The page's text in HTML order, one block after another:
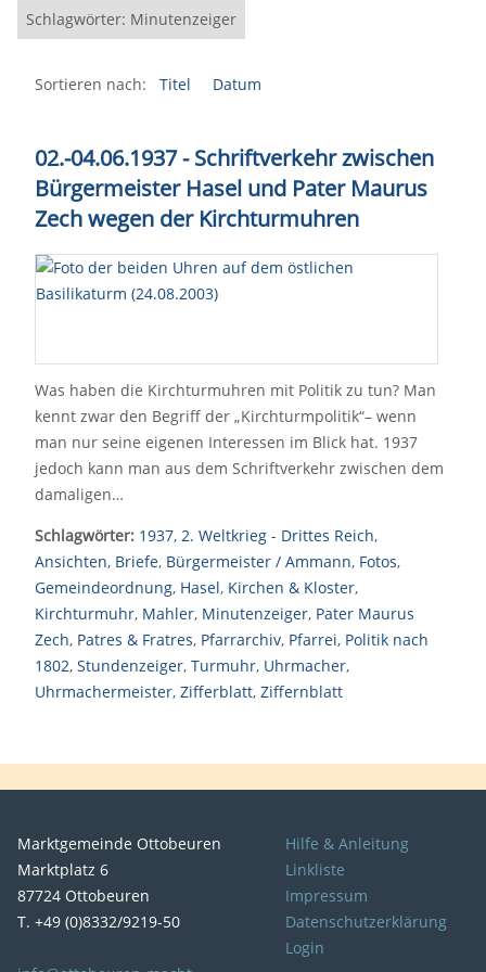
Schlagwörter: Minutenzeiger
Sortieren nach: Titel Datum
02.-04.06.1937 - Schriftverkehr zwischen
Bürgermeister Hasel und Pater Maurus
Zech wegen der Kirchturmuhren
Was haben die Kirchturmuhren mit Politik zu tun? Man
kennt zwar den Begriff der „Kirchturmpolitik“– wenn
man nur seine eigenen Interessen im Blick hat. 1937
jedoch kann man aus dem Schriftverkehr zwischen dem
damaligen…
Schlagwörter: 1937, 2. Weltkrieg - Drittes Reich,
Ansichten, Briefe, Bürgermeister / Ammann, Fotos,
Gemeindeordnung, Hasel, Kirchen & Kloster,
Kirchturmuhr, Mahler, Minutenzeiger, Pater Maurus
Zech, Patres & Fratres, Pfarrarchiv, Pfarrei, Politik nach
1802, Stundenzeiger, Turmuhr, Uhrmacher,
Uhrmachermeister, Zifferblatt, Ziffernblatt
Marktgemeinde Ottobeuren
Marktplatz 6
87724 Ottobeuren
T. +49 (0)8332/9219-50
Hilfe & Anleitung
Linkliste
Impressum
Datenschutzerklärung
Login